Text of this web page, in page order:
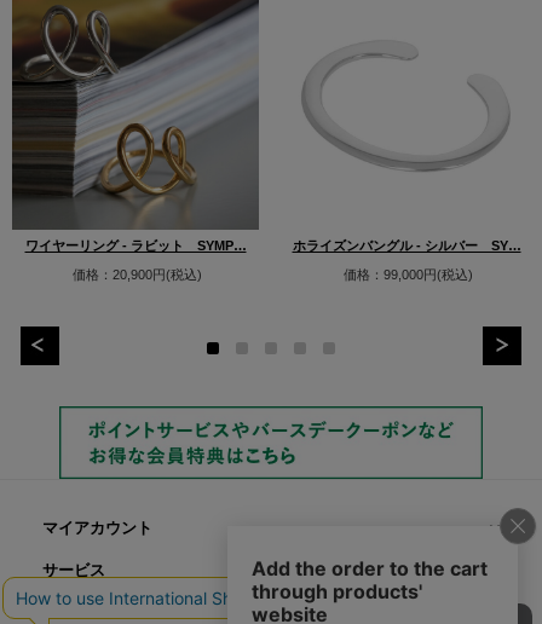
ワイヤーリング - ラビット SYMP…
価格：20,900円(税込)
ホライズンバングル - シルバー SY…
価格：99,000円(税込)
マイアカウント
サービス